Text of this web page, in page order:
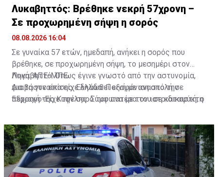
Λυκαβηττός: Βρέθηκε νεκρή 57χρονη –
Σε προχωρημένη σήψη η σορός
08.08.2026 16:04
Σε γυναίκα 57 ετών, ημεδαπή, ανήκει η σορός που
βρέθηκε, σε προχωρημένη σήψη, το μεσημέρι στον
Λυκαβηττό. Όπως έγινε γνωστό από την αστυνομία,
για τη γυναίκα είχε δηλωθεί εξαφάνιση από την
περιοχή της Κυψέλης. Σύμφωνα με τον ιατριδικαστή, ο
το συμβάν διενεργεί το Αστυνομικό Τμήμα Εξαρχείων.
Πηγή: ΑΠΕ-ΜΠΕ
Διαβάστε επίσης:Ελλάδα: Ποινή με αναστολή σε
55χρονο-Είχε την σορό του πατέρα του σε καταψύκτη